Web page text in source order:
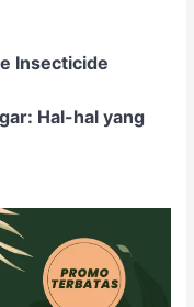
Insecticide
Hal-hal yang